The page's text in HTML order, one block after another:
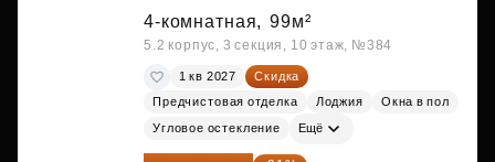
4-комнатная, 99м²
5.2 корпус, 3 секция, 10 этаж, №384
1 кв 2027
Скидка
Предчистовая отделка
Лоджия Окна в пол
Угловое остекление Ещё